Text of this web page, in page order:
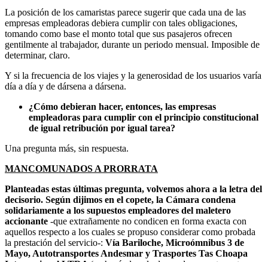
La posición de los camaristas parece sugerir que cada una de las
empresas empleadoras debiera cumplir con tales obligaciones,
tomando como base el monto total que sus pasajeros ofrecen
gentilmente al trabajador, durante un periodo mensual. Imposible de
determinar, claro.
Y si la frecuencia de los viajes y la generosidad de los usuarios varía
día a día y de dársena a dársena.
¿Cómo debieran hacer, entonces, las empresas
empleadoras para cumplir con el principio constitucional
de igual retribución por igual tarea?
Una pregunta más, sin respuesta.
MANCOMUNADOS A PRORRATA
Planteadas estas últimas pregunta, volvemos ahora a la letra del
decisorio. Según dijimos en el copete, la Cámara condena
solidariamente a los supuestos empleadores del maletero
accionante -que extrañamente no condicen en forma exacta con
aquellos respecto a los cuales se propuso considerar como probada
la prestación del servicio-: Vía Bariloche, Microómnibus 3 de
Mayo, Autotransportes Andesmar y Trasportes Tas Choapa